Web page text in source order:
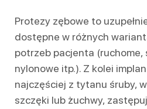
Protezy zębowe to
dostępne w różnych
potrzeb pacjenta (ruchome,
nylonowe itp.). Z kolei
najczęściej z tytanu śruby,
szczęki lub żuchwy,